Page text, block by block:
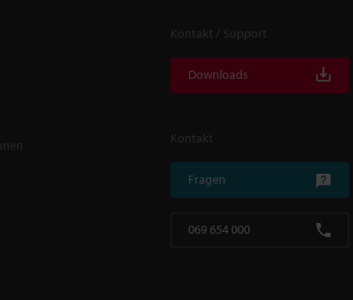
Kontakt / Support
Downloads
Kontakt
Fragen
069 654 000